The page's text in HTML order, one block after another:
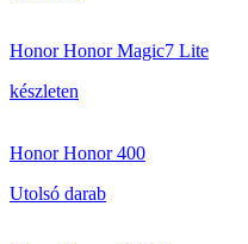
Honor Honor Magic7 Lite
készleten
Honor Honor 400
Utolsó darab